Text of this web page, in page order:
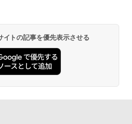
トの記事を優先表示させる